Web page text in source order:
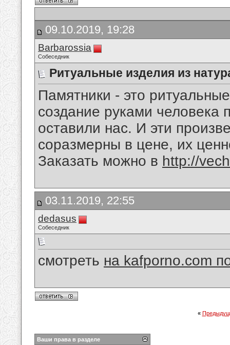
09.10.2019, 19:28
Barbarossia
Собеседник
Ритуальные изделия из
Памятники - это
создание руками человека
оставили нас. И эти
соразмерны в цене, их
Заказать можно в http://
03.11.2019, 22:55
dedasus
Собеседник
смотреть на kafporno.com
«
Ваши права в разделе